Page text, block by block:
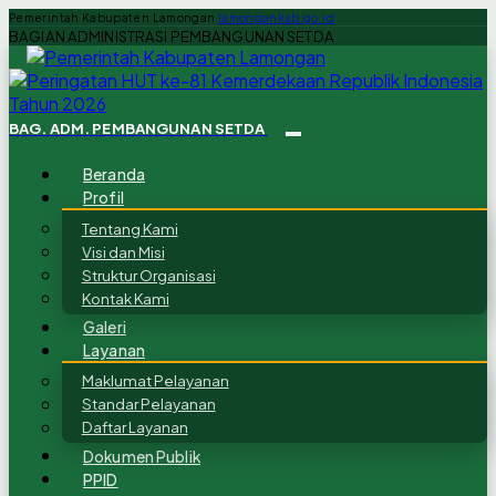
Pemerintah Kabupaten Lamongan lamongankab.go.id
BAGIAN ADMINISTRASI PEMBANGUNAN SETDA
BAG. ADM. PEMBANGUNAN SETDA
Beranda
Profil
Tentang Kami
Visi dan Misi
Struktur Organisasi
Kontak Kami
Galeri
Layanan
Maklumat Pelayanan
Standar Pelayanan
Daftar Layanan
Dokumen Publik
PPID